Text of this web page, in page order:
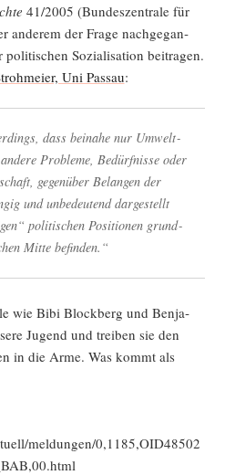
41/2005 (Bun­des­zen­tra­le für
ande­rem der Fra­ge nach­ge­gan­
Sozia­li­sa­ti­on bei­tra­gen.
Uni Pas­sau:
dass bei­na­he nur Umwelt­
Pro­ble­me, Bedürf­nis­se oder
gegen­über Belan­gen der
und unbe­deu­tend dar­ge­stellt
poli­ti­schen Posi­tio­nen grund­
Mit­te befinden.“
wie Bibi Block­berg und Ben­ja­
Jugend und trei­ben sie den
in die Arme. Was kommt als
meldungen/0,1185,OID48502